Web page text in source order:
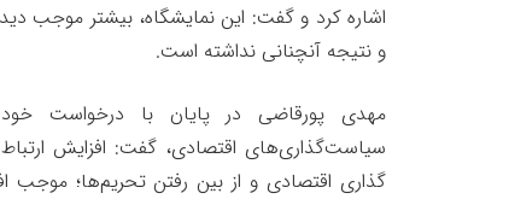
اشاره کرد و گفت: این نمایشگاه، بیشتر موجب
و نتیجه آنچنانی نداشته است.
مهدی پورقاضی در پایان با درخواست
سیاست‌گذاری‌های اقتصادی، گفت: افزایش
گذاری اقتصادی و از بین رفتن تحریم‌ها؛ موجب